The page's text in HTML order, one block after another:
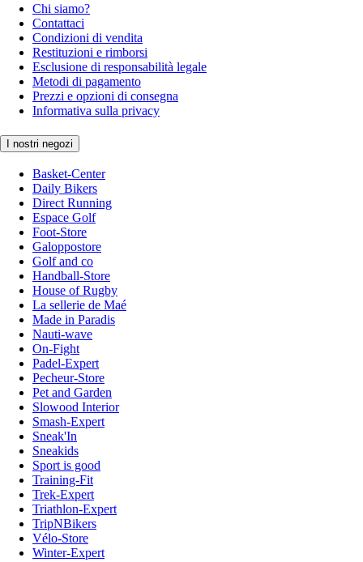
Chi siamo?
Contattaci
Condizioni di vendita
Restituzioni e rimborsi
Esclusione di responsabilità legale
Metodi di pagamento
Prezzi e opzioni di consegna
Informativa sulla privacy
I nostri negozi
Basket-Center
Daily Bikers
Direct Running
Espace Golf
Foot-Store
Galoppostore
Golf and co
Handball-Store
House of Rugby
La sellerie de Maé
Made in Paradis
Nauti-wave
On-Fight
Padel-Expert
Pecheur-Store
Pet and Garden
Slowood Interior
Smash-Expert
Sneak'In
Sneakids
Sport is good
Training-Fit
Trek-Expert
Triathlon-Expert
TripNBikers
Vélo-Store
Winter-Expert